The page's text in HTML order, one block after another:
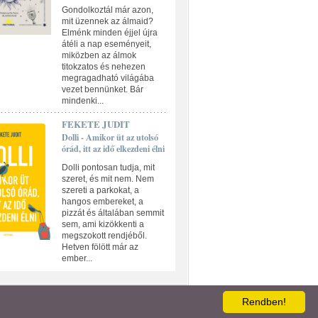
Gondolkoztál már azon,
mit üzennek az álmaid?
Elménk minden éjjel újra
átéli a nap eseményeit,
miközben az álmok
titokzatos és nehezen
megragadható világába
vezet bennünket. Bár
mindenki...
FEKETE JUDIT
Dolli - Amikor üt az utolsó
órád, itt az idő elkezdeni élni
Dolli pontosan tudja, mit
szeret, és mit nem. Nem
szereti a parkokat, a
hangos embereket, a
pizzát és általában semmit
sem, ami kizökkenti a
megszokott rendjéből.
Hetven fölött már az
ember...
Rendben!